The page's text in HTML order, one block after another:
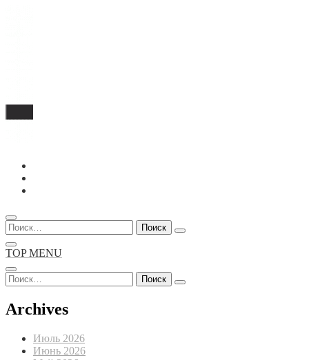
Перейти
содержимому
Найти:
TOP MENU
Найти:
Archives
Июль 2026
Июнь 2026